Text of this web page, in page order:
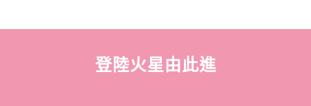
登陸火星由此進